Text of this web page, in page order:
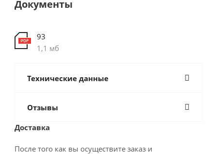
Документы
93
1,1 мб
Технические данные
Отзывы
Доставка
После того как вы осуществите заказ и